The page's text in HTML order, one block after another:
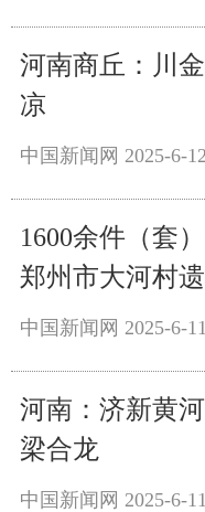
河南商丘：川
凉
中国新闻网 2025-6-
1600余件（套
郑州市大河村
中国新闻网 2025-6-
河南：济新黄
梁合龙
中国新闻网 2025-6-